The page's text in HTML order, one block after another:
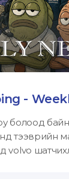
-
болоод
тээврийн
volvo